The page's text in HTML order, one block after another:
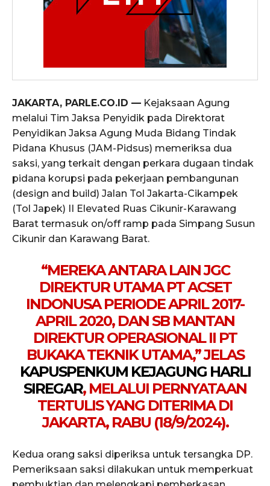
JAKARTA, PARLE.CO.ID — Kejaksaan Agung
melalui Tim Jaksa Penyidik pada Direktorat
Penyidikan Jaksa Agung Muda Bidang Tindak
Pidana Khusus (JAM-Pidsus) memeriksa dua
saksi, yang terkait dengan perkara dugaan tindak
pidana korupsi pada pekerjaan pembangunan
(design and build) Jalan Tol Jakarta-Cikampek
(Tol Japek) II Elevated Ruas Cikunir-Karawang
Barat termasuk on/off ramp pada Simpang Susun
Cikunir dan Karawang Barat.
“MEREKA ANTARA LAIN JGC
DIREKTUR UTAMA PT ACSET
INDONUSA PERIODE APRIL 2017-
APRIL 2020, DAN SB MANTAN
DIREKTUR OPERASIONAL II PT
BUKAKA TEKNIK UTAMA,” JELAS
KAPUSPENKUM KEJAGUNG HARLI
SIREGAR, MELALUI PERNYATAAN
TERTULIS YANG DITERIMA DI
JAKARTA, RABU (18/9/2024).
Kedua orang saksi diperiksa untuk tersangka DP.
Pemeriksaan saksi dilakukan untuk memperkuat